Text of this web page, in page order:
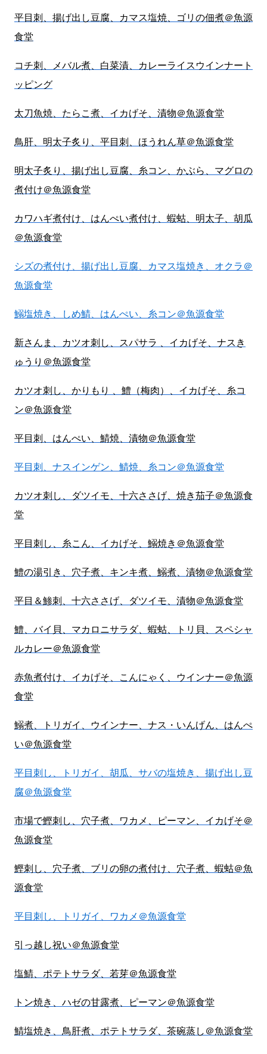
平目刺、揚げ出し豆腐、カマス塩焼、ゴリの佃煮＠魚源
食堂
コチ刺、メバル煮、白菜漬、カレーライスウインナート
ッピング
太刀魚焼、たらこ煮、イカげそ、漬物＠魚源食堂
鳥肝、明太子炙り、平目刺、ほうれん草＠魚源食堂
明太子炙り、揚げ出し豆腐、糸コン、かぶら、マグロの
煮付け＠魚源食堂
カワハギ煮付け、はんぺい煮付け、蝦蛄、明太子、胡瓜
＠魚源食堂
シズの煮付け、揚げ出し豆腐、カマス塩焼き、オクラ＠
魚源食堂
鰯塩焼き、しめ鯖、はんぺい、糸コン＠魚源食堂
新さんま、カツオ刺し、スパサラ 、イカげそ、ナスき
ゅうり＠魚源食堂
カツオ刺し、かりもり 、鱧（梅肉）、イカげそ、糸コ
ン＠魚源食堂
平目刺、はんぺい、鯖焼、漬物＠魚源食堂
平目刺、ナスインゲン、鯖焼、糸コン＠魚源食堂
カツオ刺し、ダツイモ、十六ささげ、焼き茄子＠魚源食
堂
平目刺し、糸こん、イカげそ、鰯焼き＠魚源食堂
鱧の湯引き、穴子煮、キンキ煮、鰯煮、漬物＠魚源食堂
平目＆鯵刺、十六ささげ、ダツイモ、漬物＠魚源食堂
鱧、バイ貝、マカロニサラダ、蝦蛄、トリ貝、スペシャ
ルカレー＠魚源食堂
赤魚煮付け、イカげそ、こんにゃく、ウインナー＠魚源
食堂
鰯煮、トリガイ、ウインナー、ナス・いんげん、はんぺ
い＠魚源食堂
平目刺し、トリガイ、胡瓜、サバの塩焼き、揚げ出し豆
腐＠魚源食堂
市場で鰹刺し、穴子煮、ワカメ、ピーマン、イカげそ＠
魚源食堂
鰹刺し、穴子煮、ブリの卵の煮付け、穴子煮、蝦蛄＠魚
源食堂
平目刺し、トリガイ、ワカメ＠魚源食堂
引っ越し祝い＠魚源食堂
塩鯖、ポテトサラダ、若芽＠魚源食堂
トン焼き、ハゼの甘露煮、ピーマン＠魚源食堂
鯖塩焼き、鳥肝煮、ポテトサラダ、茶碗蒸し＠魚源食堂